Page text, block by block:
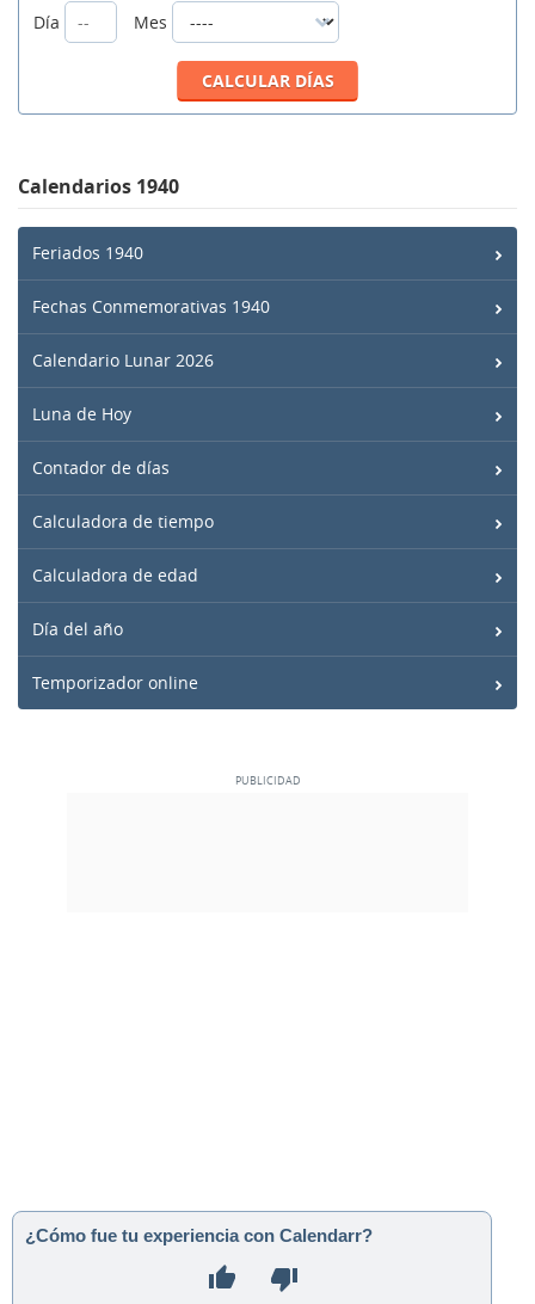
Día
Mes
Calendarios 1940
Feriados 1940
Fechas Conmemorativas 1940
Calendario Lunar 2026
Luna de Hoy
Contador de días
Calculadora de tiempo
Calculadora de edad
Día del año
Temporizador online
¿Cómo fue tu experiencia con Calendarr?